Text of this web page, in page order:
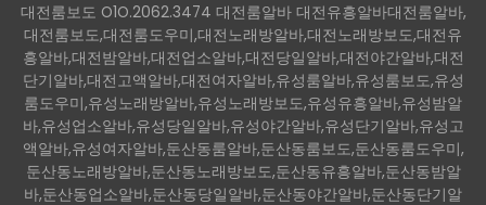
대전룸보도 O1O.2062.3474 대전룸알바 대전유흥알바대전룸알바,
대전룸보도,대전룸도우미,대전노래방알바,대전노래방보도,대전유
흥알바,대전밤알바,대전업소알바,대전당일알바,대전야간알바,대전
단기알바,대전고액알바,대전여자알바,유성룸알바,유성룸보도,유성
룸도우미,유성노래방알바,유성노래방보도,유성유흥알바,유성밤알
바,유성업소알바,유성당일알바,유성야간알바,유성단기알바,유성고
액알바,유성여자알바,둔산동룸알바,둔산동룸보도,둔산동룸도우미,
둔산동노래방알바,둔산동노래방보도,둔산동유흥알바,둔산동밤알
바,둔산동업소알바,둔산동당일알바,둔산동야간알바,둔산동단기알